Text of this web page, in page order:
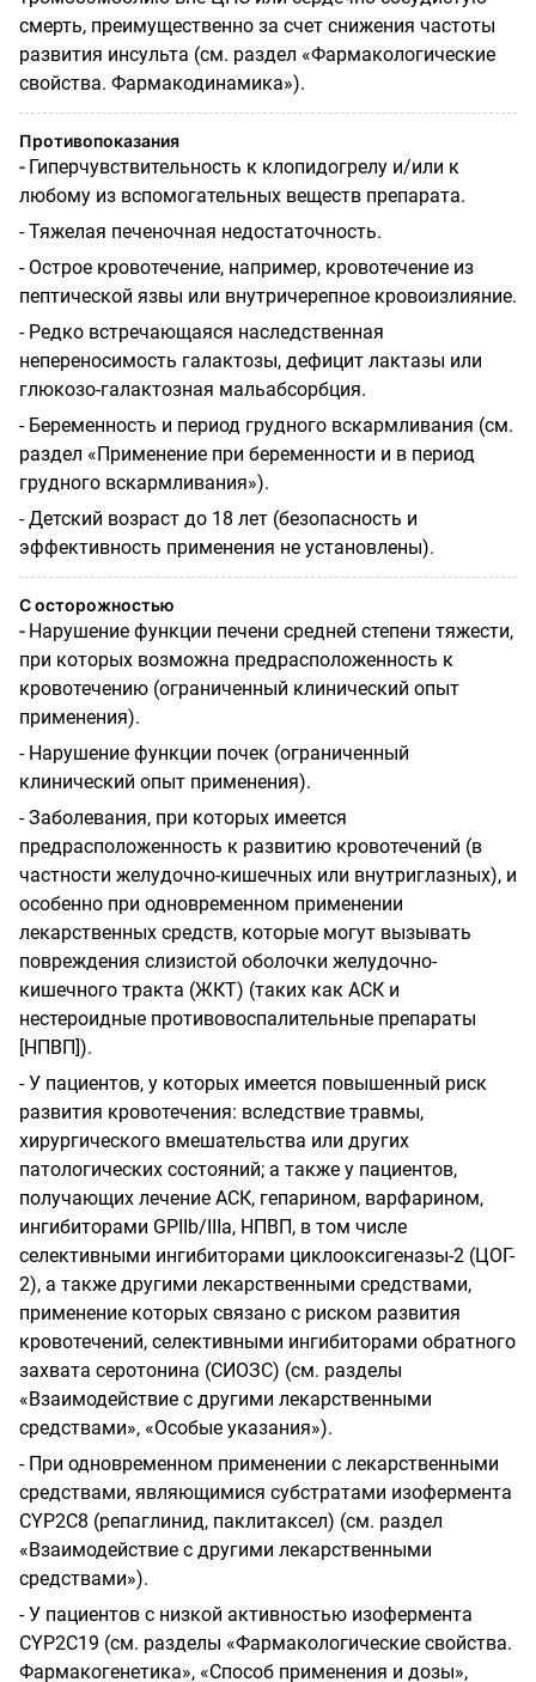
смерть, преимущественно за счет снижения частоты
развития инсульта (см. раздел «Фармакологические
свойства. Фармакодинамика»).
Противопоказания
- Гиперчувствительность к клопидогрелу и/или к
любому из вспомогательных веществ препарата.
- Тяжелая печеночная недостаточность.
- Острое кровотечение, например, кровотечение из
пептической язвы или внутричерепное кровоизлияние.
- Редко встречающаяся наследственная
непереносимость галактозы, дефицит лактазы или
глюкозо-галактозная мальабсорбция.
- Беременность и период грудного вскармливания (см.
раздел «Применение при беременности и в период
грудного вскармливания»).
- Детский возраст до 18 лет (безопасность и
эффективность применения не установлены).
С осторожностью
- Нарушение функции печени средней степени тяжести,
при которых возможна предрасположенность к
кровотечению (ограниченный клинический опыт
применения).
- Нарушение функции почек (ограниченный
клинический опыт применения).
- Заболевания, при которых имеется
предрасположенность к развитию кровотечений (в
частности желудочно-кишечных или внутриглазных), и
особенно при одновременном применении
лекарственных средств, которые могут вызывать
повреждения слизистой оболочки желудочно-
кишечного тракта (ЖКТ) (таких как АСК и
нестероидные противовоспалительные препараты
[НПВП]).
- У пациентов, у которых имеется повышенный риск
развития кровотечения: вследствие травмы,
хирургического вмешательства или других
патологических состояний; а также у пациентов,
получающих лечение АСК, гепарином, варфарином,
ингибиторами GPIIb/IIIa, НПВП, в том числе
селективными ингибиторами циклооксигеназы-2 (ЦОГ-
2), а также другими лекарственными средствами,
применение которых связано с риском развития
кровотечений, селективными ингибиторами обратного
захвата серотонина (СИОЗС) (см. разделы
«Взаимодействие с другими лекарственными
средствами», «Особые указания»).
- При одновременном применении с лекарственными
средствами, являющимися субстратами изофермента
CYP2C8 (репаглинид, паклитаксел) (см. раздел
«Взаимодействие с другими лекарственными
средствами»).
-У пациентов с низкой активностью изофермента
CYP2C19 (см. разделы «Фармакологические свойства.
Фармакогенетика», «Способ применения и дозы»,